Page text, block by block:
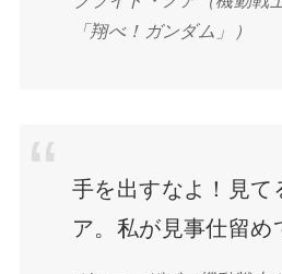
「翔べ！ガンダム」）
手を出すなよ！見て
ア。私が見事仕留め